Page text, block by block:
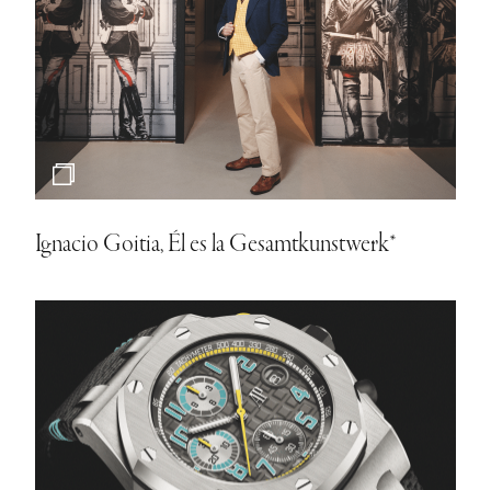
Ignacio Goitia, Él es la Gesamtkunstwerk*